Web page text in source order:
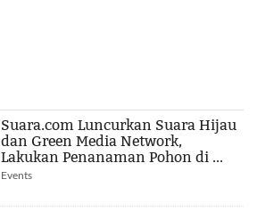
Suara.com Luncurkan Suara Hijau
dan Green Media Network,
Lakukan Penanaman Pohon di ...
Events